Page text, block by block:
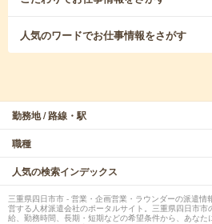
人気のワードでお仕事情報をさがす
勤務地 / 路線・駅
職種
人気の検索インデックス
三重県四日市市 - 営業・企画営業・ラウンダーの派遣情
営する人材派遣会社のポータルサイト。三重県四日市
給、勤務時間、長期・短期などの希望条件から、あなた